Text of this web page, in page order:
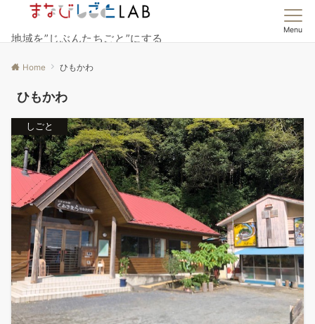
地域を”じぶんたちごと”にする
Menu
Home ひもかわ
ひもかわ
しごと